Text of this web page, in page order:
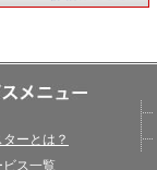
ーとは？
ス一覧